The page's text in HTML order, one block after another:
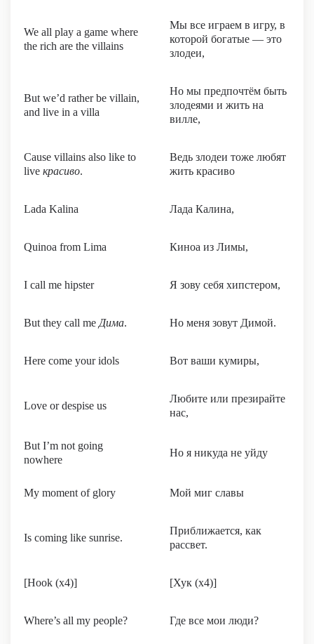
We all play a game where
the rich are the villains
Мы все играем в игру, в
которой богатые — это
злодеи,
But we’d rather be villain,
and live in a villa
Но мы предпочтём быть
злодеями и жить на
вилле,
Cause villains also like to
live красиво.
Ведь злодеи тоже любят
жить красиво
Lada Kalina Лада Калина,
Quinoa from Lima Киноа из Лимы,
I call me hipster Я зову себя хипстером,
But they call me Дима. Но меня зовут Димой.
Here come your idols Вот ваши кумиры,
Love or despise us
Любите или презирайте
нас,
But I’m not going
nowhere
Но я никуда не уйду
My moment of glory Мой миг славы
Is coming like sunrise.
Приближается, как
рассвет.
[Hook (x4)] [Хук (x4)]
Where’s all my people? Где все мои люди?